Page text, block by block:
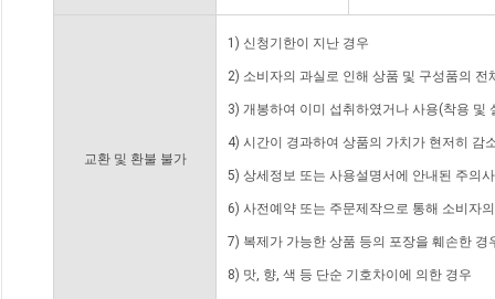
교환 및 환불 불가
1) 신청기한이 지난 경우
2) 소비자의 과실로 인해 상품 및 구성품의
3) 개봉하여 이미 섭취하였거나 사용(착용 및
4) 시간이 경과하여 상품의 가치가 현저히 감
5) 상세정보 또는 사용설명서에 안내된 주의
6) 사전예약 또는 주문제작으로 통해 소비자
7) 복제가 가능한 상품 등의 포장을 훼손한 경
8) 맛, 향, 색 등 단순 기호차이에 의한 경우